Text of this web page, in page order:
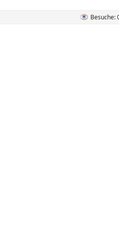
Besuche: